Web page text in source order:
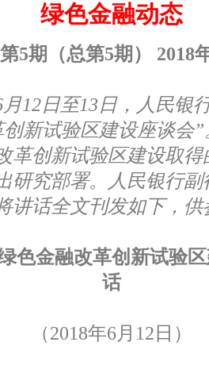
绿色金融动态
5期（总第5期） 2018
12日至13日，人民银
新试验区建设座谈会
革创新试验区建设取
研究部署。人民银行
讲话全文刊发如下，供
色金融改革创新试验
话
（2018年6月12日）